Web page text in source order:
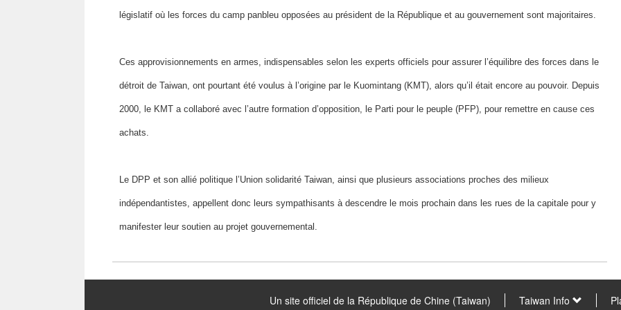
législatif où les forces du camp panbleu opposées au président de la République et au gouvernement sont majoritaires.
Ces approvisionnements en armes, indispensables selon les experts officiels pour assurer l’équilibre des forces dans le
détroit de Taiwan, ont pourtant été voulus à l’origine par le Kuomintang (KMT), alors qu’il était encore au pouvoir. Depuis
2000, le KMT a collaboré avec l’autre formation d’opposition, le Parti pour le peuple (PFP), pour remettre en cause ces
achats.
Le DPP et son allié politique l’Union solidarité Taiwan, ainsi que plusieurs associations proches des milieux
indépendantistes, appellent donc leurs sympathisants à descendre le mois prochain dans les rues de la capitale pour y
manifester leur soutien au projet gouvernemental.
Un site officiel de la République de Chine (Taiwan) Taiwan Info